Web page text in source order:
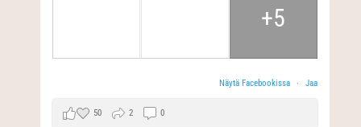
+5
Näytä Facebookissa · Jaa
50 2 0